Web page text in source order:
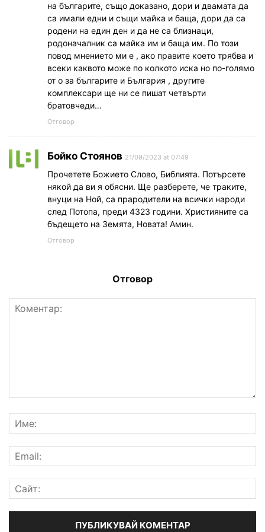
на българите, също доказано, дори и двамата да
са имали едни и същи майка и баща, дори да са
родени на един ден и да не са близнаци,
родоначалник са майка им и баща им. По този
повод мнението ми е , ако правите което трябва и
всеки каквото може по колкото иска но по-голямо
от о за българите и България , другите
комплексари ще ни се пишат четвърти
братовчеди…
Отговор
Бойко Стоянов 21/09/2023 at 07:49
Прочетете Божието Слово, Библията. Потърсете
някой да ви я обясни. Ще разберете, че траките,
внуци на Ной, са прародители на всички народи
след Потопа, преди 4323 години. Християните са
бъдещето на Земята, Новата! Амин.
Отговор
Отговор